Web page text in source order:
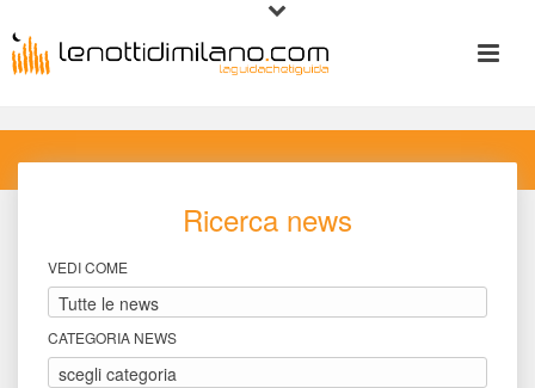
Ricerca new
VEDI COME
CATEGORIA NEWS